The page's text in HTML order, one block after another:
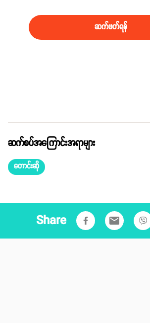
ဆက်ဖတ်ရန်
ဆက်စပ်အကြောင်းအရာများ
တောင်းဆို
Share email